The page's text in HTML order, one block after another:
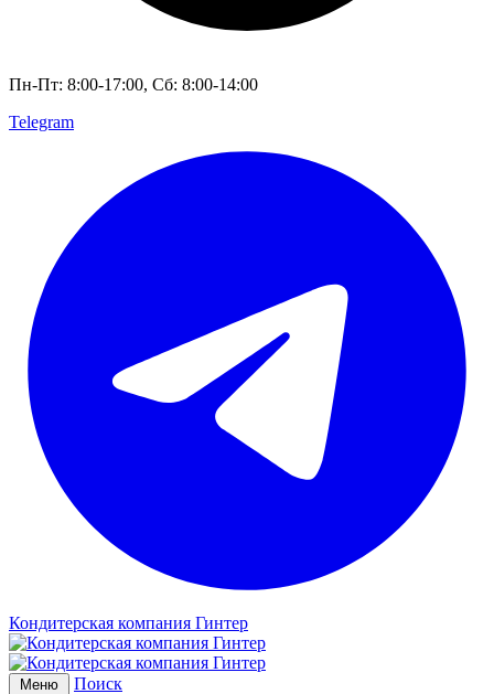
Пн-Пт: 8:00-17:00, Сб: 8:00-14:00
Telegram
Кондитерская компания Гинтер
Меню Поиск